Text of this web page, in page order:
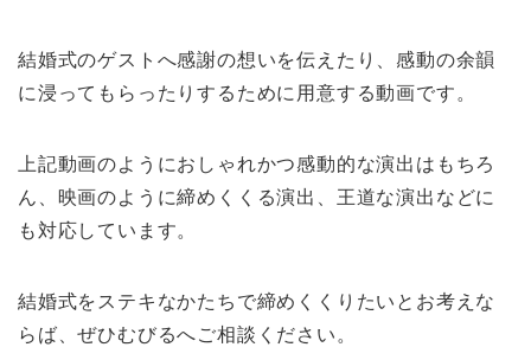
結婚式のゲストへ感謝の想いを伝えたり、感動の余韻
に浸ってもらったりするために用意する動画です。
上記動画のようにおしゃれかつ感動的な演出はもちろ
ん、映画のように締めくくる演出、王道な演出などに
も対応しています。
結婚式をステキなかたちで締めくくりたいとお考えな
らば、ぜひむびるへご相談ください。